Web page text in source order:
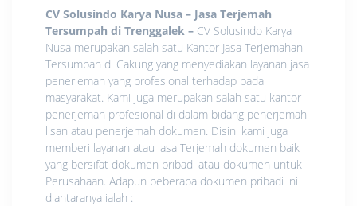
CV Solusindo Karya Nusa – Jasa Terjemah
Tersumpah di Trenggalek – CV Solusindo Karya
Nusa merupakan salah satu Kantor Jasa Terjemahan
Tersumpah di Cakung yang menyediakan layanan jasa
penerjemah yang profesional terhadap pada
masyarakat. Kami juga merupakan salah satu kantor
penerjemah profesional di dalam bidang penerjemah
lisan atau penerjemah dokumen. Disini kami juga
memberi layanan atau jasa Terjemah dokumen baik
yang bersifat dokumen pribadi atau dokumen untuk
Perusahaan. Adapun beberapa dokumen pribadi ini
diantaranya ialah :